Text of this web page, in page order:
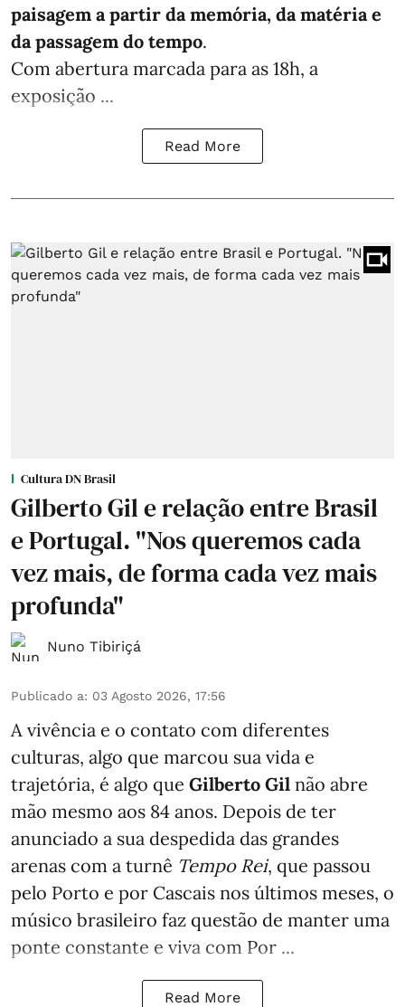
paisagem a partir da memória, da matéria e
da passagem do tempo.
Com abertura marcada para as 18h, a
exposição ...
Read More
Cultura DN Brasil
Gilberto Gil e relação entre Brasil
e Portugal. "Nos queremos cada
vez mais, de forma cada vez mais
profunda"
Nuno Tibiriçá
Publicado a: 03 Agosto 2026, 17:56
A vivência e o contato com diferentes
culturas, algo que marcou sua vida e
trajetória, é algo que Gilberto Gil não abre
mão mesmo aos 84 anos. Depois de ter
anunciado a sua despedida das grandes
arenas com a turnê Tempo Rei, que passou
pelo Porto e por Cascais nos últimos meses, o
músico brasileiro faz questão de manter uma
ponte constante e viva com Por ...
Read More